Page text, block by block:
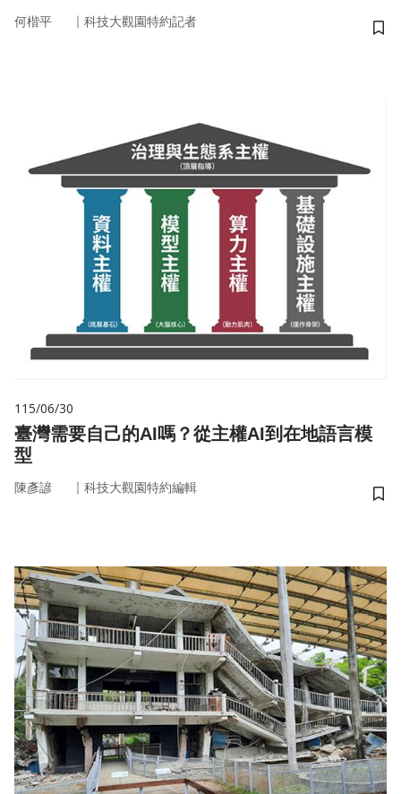
何楷平 ｜ 科技大觀園特約記者
儲
115/06/30
臺灣需要自己的AI嗎？從主權AI到在地語言模
型
陳彥諺 ｜ 科技大觀園特約編輯
儲